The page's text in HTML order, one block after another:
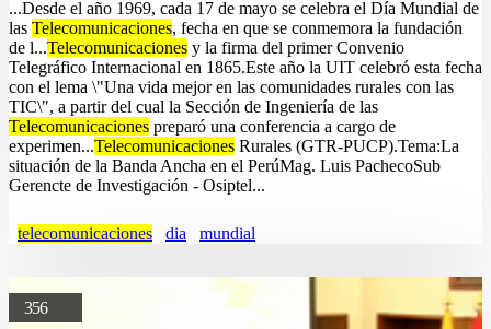
...Desde el año 1969, cada 17 de mayo se celebra el Día Mundial de
las Telecomunicaciones, fecha en que se conmemora la fundación
de l...Telecomunicaciones y la firma del primer Convenio
Telegráfico Internacional en 1865.Este año la UIT celebró esta fecha
con el lema \"Una vida mejor en las comunidades rurales con las
TIC\", a partir del cual la Sección de Ingeniería de las
Telecomunicaciones preparó una conferencia a cargo de
experimen...Telecomunicaciones Rurales (GTR-PUCP).Tema:La
situación de la Banda Ancha en el PerúMag. Luis PachecoSub
Gerencte de Investigación - Osiptel...
telecomunicaciones dia mundial
356